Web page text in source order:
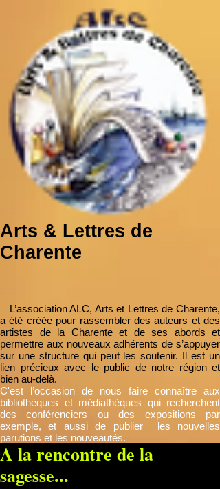
Arts & Lettres de
Charente
L’association ALC, Arts et Lettres de Charente,
a été créée pour rassembler des auteurs et des
artistes de la Charente et de ses abords et
permettre aux nouveaux adhérents de s’appuyer
sur une structure qui peut les soutenir. Il est un
lien précieux avec le public de notre région et
bien au-delà.
C'est l’occasion de nous faire connaître aux
bibliothèques et médiathèques qui recherchent
des conférenciers ou des expositions par
exemple, et aussi de publier les nouvelles
parutions et les nouveautés.
A la rencontre de la
sagesse...